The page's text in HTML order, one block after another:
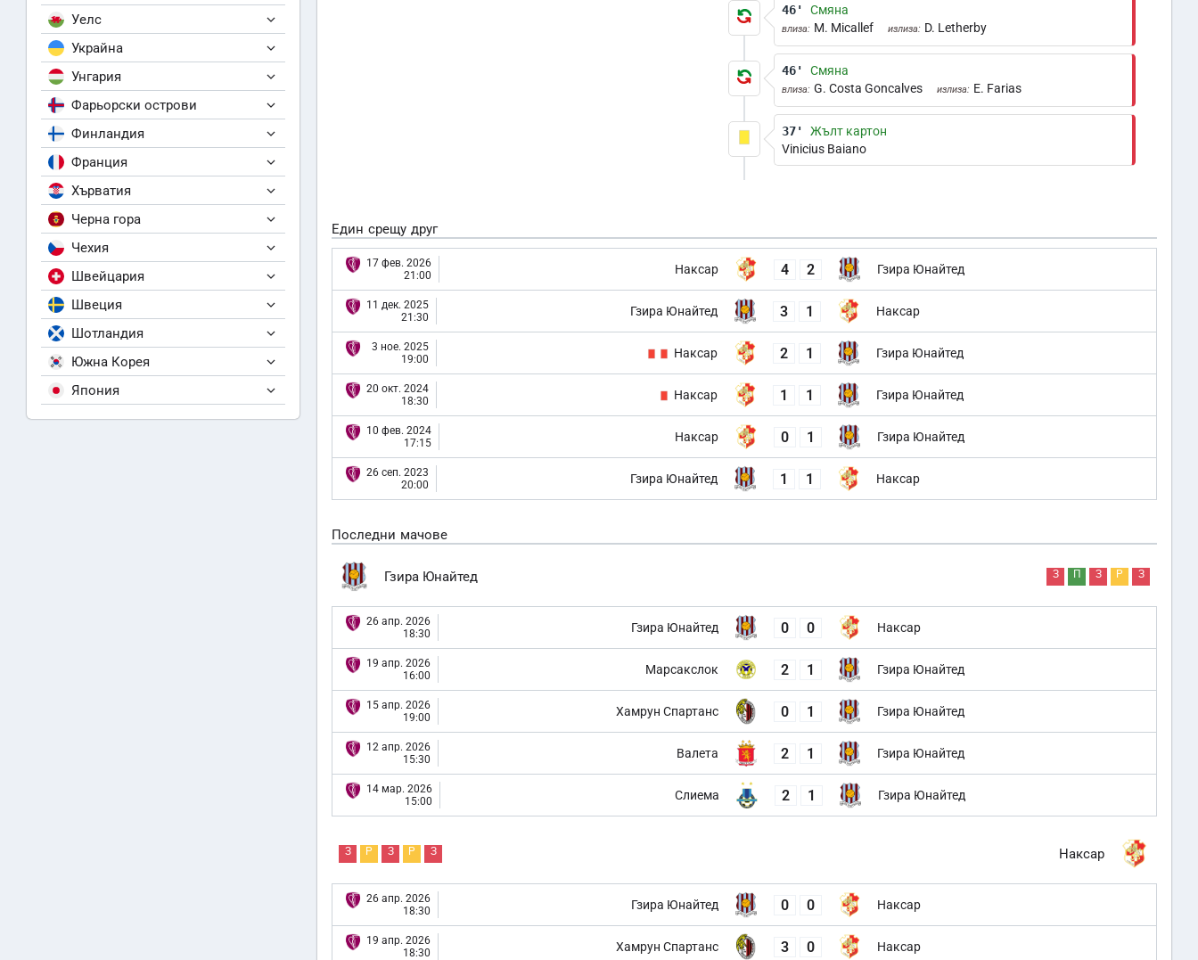
Уелс
Украйна
Унгария
Фарьорски острови
Финландия
Франция
Хърватия
Черна гора
Чехия
Швейцария
Швеция
Шотландия
Южна Корея
Япония
46' Смяна
влиза: M. Micallef излиза: D. Letherby
46' Смяна
влиза: G. Costa Goncalves излиза: E. Farias
37'
Жълт картон
Vinicius Baiano
Един срещу друг
17 фев. 2026
21:00
Наксар 4 2 Гзира Юнайтед
11 дек. 2025
21:30
Гзира Юнайтед 3 1 Наксар
3 ное. 2025
19:00
Наксар 2 1 Гзира Юнайтед
20 окт. 2024
18:30
Наксар 1 1 Гзира Юнайтед
10 фев. 2024
17:15
Наксар 0 1 Гзира Юнайтед
26 сеп. 2023
20:00
Гзира Юнайтед 1 1 Наксар
Последни мачове
Гзира Юнайтед З П З Р З
26 апр. 2026
18:30
Гзира Юнайтед 0 0 Наксар
19 апр. 2026
16:00
Марсакслок 2 1 Гзира Юнайтед
15 апр. 2026
19:00
Хамрун Спартанс 0 1 Гзира Юнайтед
12 апр. 2026
15:30
Валета 2 1 Гзира Юнайтед
14 мар. 2026
15:00
Слиема 2 1 Гзира Юнайтед
Наксар
З Р З Р З
26 апр. 2026
18:30
Гзира Юнайтед 0 0 Наксар
19 апр. 2026
18:30
Хамрун Спартанс 3 0 Наксар